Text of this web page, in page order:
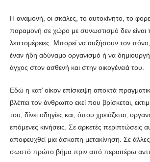
Η αναμονή, οι σκάλες, το αυτοκίνητο, το
παραμονή σε χώρο με συνωστισμό δεν είναι
λεπτομέρειες. Μπορεί να αυξήσουν τον
έναν ήδη αδύναμο οργανισμό ή να
άγχος στον ασθενή και στην οικογένειά του.
Εδώ η κατ’ οίκον επίσκεψη αποκτά
βλέπει τον άνθρωπο εκεί που βρίσκεται,
του, δίνει οδηγίες και, όπου χρειάζεται,
επόμενες κινήσεις. Σε αρκετές περιπτώσεις
αποφευχθεί μια άσκοπη μετακίνηση. Σε
σωστό πρώτο βήμα πριν από περαιτέρω